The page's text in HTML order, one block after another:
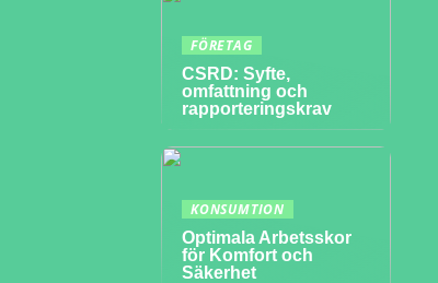
FÖRETAG
CSRD: Syfte,
omfattning och
rapporteringskrav
KONSUMTION
Optimala Arbetsskor
för Komfort och
Säkerhet